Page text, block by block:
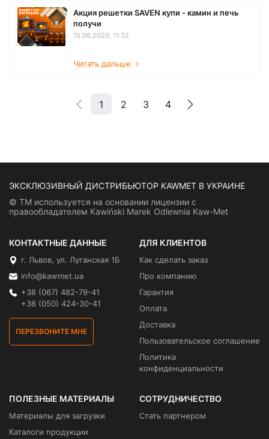
15.06.2020, 11:32
Акция решетки SAVEN купи - камин и печь
получи
Читать дальше
1 2 3 4
ЭКСКЛЮЗИВНЫЙ ДИСТРИБЬЮТОР KAWMET В УКРАИНЕ
© ТМ используется на основании лицензии с
правообладателем Kawiński Marek Odlewnia Kaw-Met
КОНТАКТНЫЕ ДАННЫЕ
г. Львов, ул. Луганская 1Б
info@kawmet.ua
+38 (067) 482-79-41
+38 (050) 424-30-41
ПЕРЕЗВОНИТЕ МНЕ
ДЛЯ КЛИЕНТОВ
Как сделать заказ
Про компанию
Гарантия
Оплата
Доставка
Пользовательское соглашение
Политика
конфиденциальности
ПОЛЕЗНЫЕ МАТЕРИАЛЫ
Материалы для загрузки
Каталоги продукции
СОТРУДНИЧЕСТВО
Стать партнером